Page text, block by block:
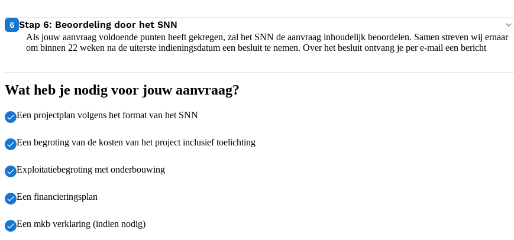
6
6: Stap 6: Beoordeling door het SNN
Als jouw aanvraag voldoende punten heeft gekregen, zal het SNN de aanvraag inhoudelijk beoordelen. Samen streven wij ernaar
om binnen 22 weken na de uiterste indieningsdatum een besluit te nemen. Over het besluit ontvang je per e-mail een bericht
Wat heb je nodig voor jouw aanvraag?
Een projectplan volgens het format van het SNN
Een begroting van de kosten van het project inclusief toelichting
Exploitatiebegroting met onderbouwing
Een financieringsplan
Een mkb verklaring (indien nodig)